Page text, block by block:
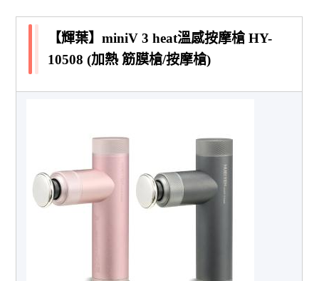
【輝葉】miniV 3 heat溫感按摩槍 HY-
10508 (加熱 筋膜槍/按摩槍)